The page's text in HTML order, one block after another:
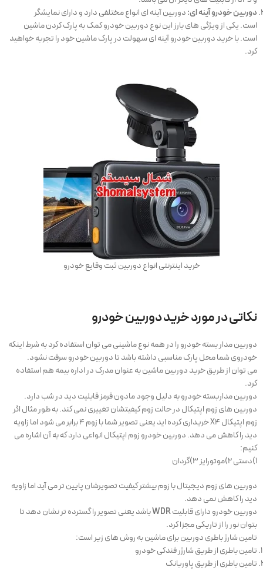
دوربین خودرو آینه ای:دوربین آینه ای انواعمختلفی دارد و دارای نمایشگر
است. یکی از ویژگی های بارز این نوع دوربین خودرو کمک به پارک کردن ماشین
است. با خرید دوربین خودرو آینه ای سهولت در پارک ماشین خود را تجربه خواهید
کرد.
خرید اینترنتی انواع دوربین ثبت وقایع خودرو
نکاتی در مورد خرید دوربین خودرو
دوربین مدار بسته خودرو را در همه نوع ماشینی می توان استفاده کرد به شرط اینکه
خودروی شما محل پارک مناسبی داشته باشد تا دوربین خودرو سرقت نشود.
می توان از طریق خرید دوربین ماشین به عنوان مدرک در اداره بیمه هم استفاده
کرد.
دوربین مداربسته خودرو به دلیل وجود مادون قرمز قابلیت دید در شب دارد.
دوربین های زوم اپتیکال در حالت زوم کیفیتشان تغییری نمی کند. به طور مثال اگر
زوم اپتیکال X4 خریداری کرده اید یعنی تصویر شما با زوم ۴ برابر می شود اما زاویه
دید را کاهش می دهد. دوربین خودرو زوم اپتیکال انواعی دارد که به آن اشاره می
کنیم:
۱)دستی ۲)موتورایز ۳)گردان
دوربین های زوم دیجیتال با زوم بیشتر کیفیت تصویرشان پایین تر می آید اما زاویه
دید را کاهش نمی دهد.
دوربین خودرو دارای قابلیتWDRباشد یعنی تصویر را گسترده تر نشان دهد تا
بتوان نور را از تاریکی مجزا کرد.
تامین شارژ باطری دوربین برای ماشین به روش های زیر است:
تامین باطری از طریق شارژر فندکی خودرو
تامین باطری از طریق پاوربانک